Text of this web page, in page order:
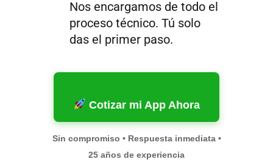
Nos encargamos de todo el
proceso técnico. Tú solo
das el primer paso.
Cotizar mi App Ahora
Sin compromiso • Respuesta inmediata •
25 años de experiencia